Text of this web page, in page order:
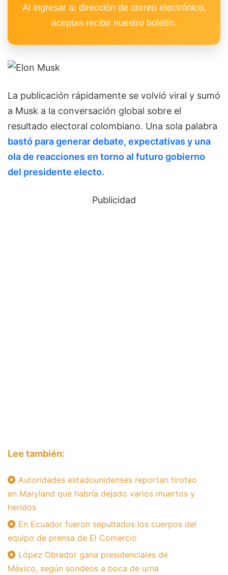
Al ingresar tu dirección de correo electrónico,
aceptas recibir nuestro boletín.
La publicación rápidamente se volvió viral y sumó
a Musk a la conversación global sobre el
resultado electoral colombiano. Una sola palabra
bastó para generar debate, expectativas y una
ola de reacciones en torno al futuro gobierno
del presidente electo.
Publicidad
Lee también:
Autoridades estadounidenses reportan tiroteo
en Maryland que habría dejado varios muertos y
heridos
En Ecuador fueron sepultados los cuerpos del
equipo de prensa de El Comercio
López Obrador gana presidenciales de
México, según sondeos a boca de urna